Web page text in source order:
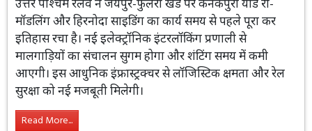
राजस्थान जयपुर
जयपुर मंडल का कीर्तिमान: एक साथ दो नॉन-इंटरलॉकिंग कार्यों
की सफल कमीशनिंग
13 May 2026 18:22:16